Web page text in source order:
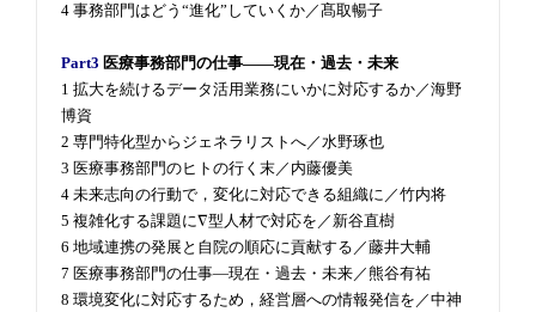
4 事務部門はどう“進化”していくか／髙取暢子
Part3 医療事務部門の仕事――現在・過去・未来
1 拡大を続けるデータ活用業務にいかに対応するか／海野
博資
2 専門特化型からジェネラリストへ／水野琢也
3 医療事務部門のヒトの行く末／内藤優美
4 未来志向の行動で，変化に対応できる組織に／竹内将
5 複雑化する課題に∇型人材で対応を／新谷直樹
6 地域連携の発展と自院の順応に貢献する／藤井大輔
7 医療事務部門の仕事―現在・過去・未来／熊谷有祐
8 環境変化に対応するため，経営層への情報発信を／中神